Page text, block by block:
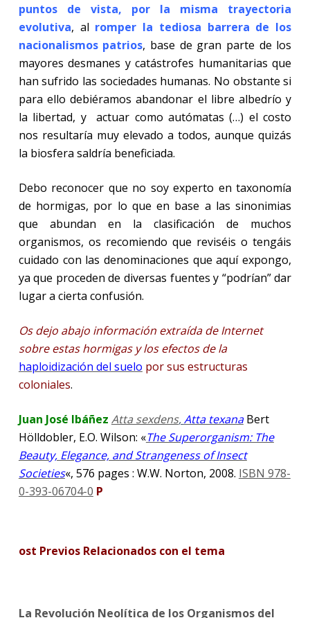
puntos de vista, por la misma trayectoria
evolutiva, al romper la tediosa barrera de los
nacionalismos patrios, base de gran parte de los
mayores desmanes y catástrofes humanitarias que
han sufrido las sociedades humanas. No obstante si
para ello debiéramos abandonar el libre albedrío y
la libertad, y
actuar como autómatas (…) el costo
nos resultaría muy elevado a todos, aunque quizás
la biosfera saldría beneficiada.
Debo reconocer que no soy experto en taxonomía
de hormigas, por lo que en base a las sinonimias
que abundan en la clasificación de muchos
organismos, os recomiendo que reviséis o tengáis
cuidado con las denominaciones que aquí expongo,
ya que proceden de diversas fuentes y “podrían” dar
lugar a cierta confusión.
Os dejo abajo información extraída de Internet
sobre estas hormigas y los efectos de la
haploidización del suelo por sus estructuras
coloniales.
Juan José Ibáñez Atta sexdens,Atta texana Bert
Hölldobler, E.O. Wilson: «The Superorganism: The
Beauty, Elegance, and Strangeness of Insect
Societies«, 576 pages : W.W. Norton, 2008. ISBN 978-
0-393-06704-0 P
ost Previos Relacionados con el tema
La Revolución Neolítica de los Organismos del